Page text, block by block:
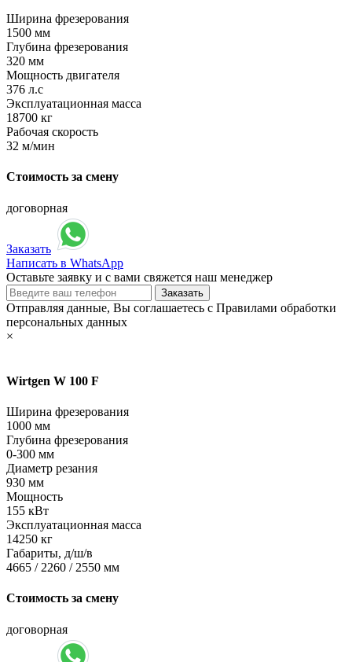
Ширина фрезерования
1500 мм
Глубина фрезерования
320 мм
Мощность двигателя
376 л.с
Эксплуатационная масса
18700 кг
Рабочая скорость
32 м/мин
Стоимость за смену
договорная
Заказать
Написать в WhatsApp
Оставьте заявку и с вами свяжется наш менеджер
Отправляя данные, Вы соглашаетесь с Правилами обработки
персональных данных
×
Wirtgen W 100 F
Ширина фрезерования
1000 мм
Глубина фрезерования
0-300 мм
Диаметр резания
930 мм
Мощность
155 кВт
Эксплуатационная масса
14250 кг
Габариты, д/ш/в
4665 / 2260 / 2550 мм
Стоимость за смену
договорная